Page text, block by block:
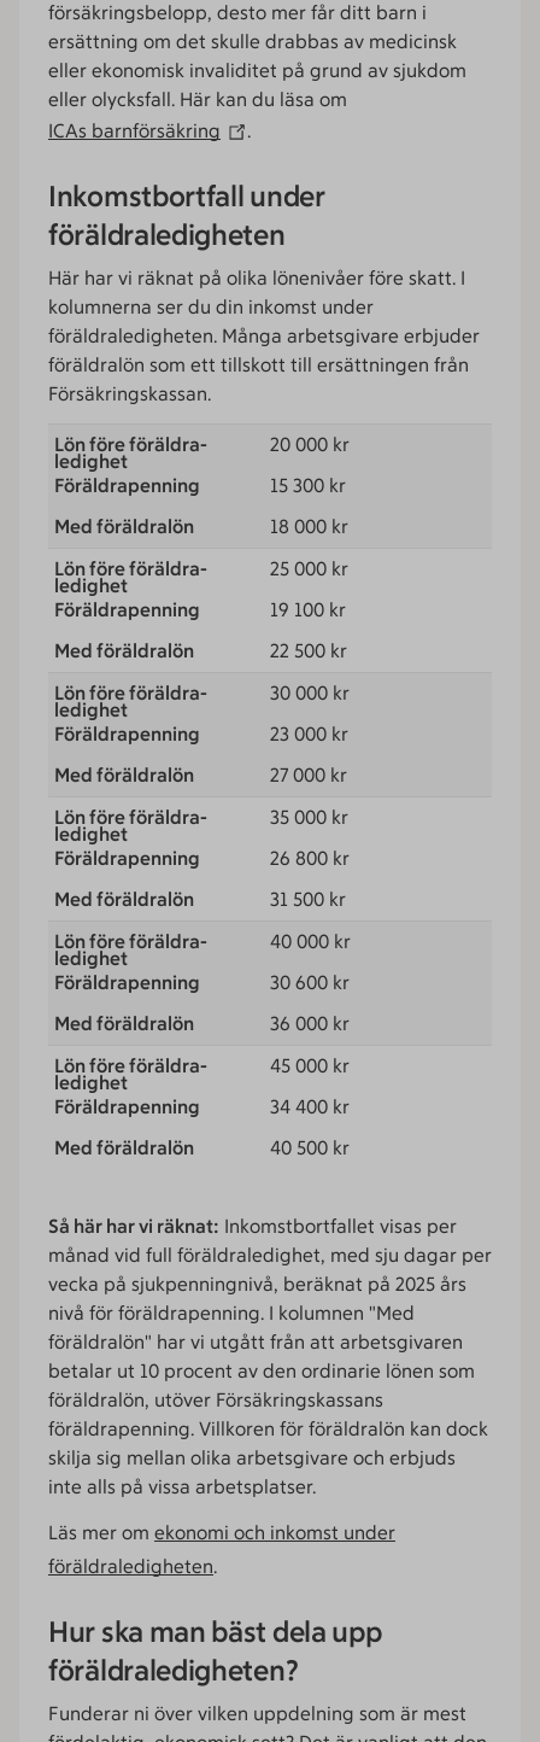
försäkringsbelopp, desto mer får ditt barn i
ersättning om det skulle drabbas av medicinsk
eller ekonomisk invaliditet på grund av sjukdom
eller olycksfall. Här kan du läsa om
ICAs barnförsäkring
.
Inkomstbortfall under
föräldraledigheten
Här har vi räknat på olika lönenivåer före skatt. I
kolumnerna ser du din inkomst under
föräldraledigheten. Många arbetsgivare erbjuder
föräldralön som ett tillskott till ersättningen från
Försäkringskassan.
20 000 kr
15 300 kr
18 000 kr
25 000 kr
19 100 kr
22 500 kr
30 000 kr
23 000 kr
27 000 kr
35 000 kr
26 800 kr
31 500 kr
40 000 kr
30 600 kr
36 000 kr
45 000 kr
34 400 kr
40 500 kr
Så här har vi räknat: Inkomstbortfallet visas per
månad vid full föräldraledighet, med sju dagar per
vecka på sjukpenningnivå, beräknat på 2025 års
nivå för föräldrapenning. I kolumnen "Med
föräldralön" har vi utgått från att arbetsgivaren
betalar ut 10 procent av den ordinarie lönen som
föräldralön, utöver Försäkringskassans
föräldrapenning. Villkoren för föräldralön kan dock
skilja sig mellan olika arbetsgivare och erbjuds
inte alls på vissa arbetsplatser.
Läs mer om ekonomi och inkomst under
föräldraledigheten.
Hur ska man bäst dela upp
föräldraledigheten?
Funderar ni över vilken uppdelning som är mest